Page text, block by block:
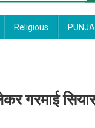
Religious
गरमाई